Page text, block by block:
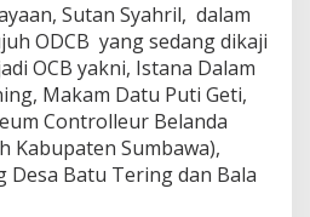
Sutan Syahril, dalam
ODCB yang sedang dikaji
OCB yakni, Istana Dalam
Makam Datu Puti Geti,
Controlleur Belanda
Kabupaten Sumbawa),
Desa Batu Tering dan Bala